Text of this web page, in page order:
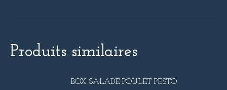
Produits similaires
BOX SALADE POULET PESTO